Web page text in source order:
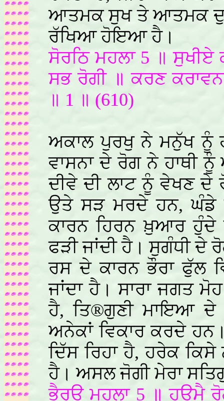
ਆਤਮਕ ਸੁਖ ਤੇ ਆਤਮਕ
ਰੱਖਿਆ ਹੋਇਆ ਹੈ।
ਸੋਰਠਿ ਮਹਲਾ 5 ॥
ਸਭ ਰੋਗੀ ॥ ਕਰਣ
॥ 1 ॥ (610)
ਅਕਾਲ ਪੁਰਖੁ ਨੇ ਮਨੁੱਖ ਨੂੰ
ਵਾਸਨਾ ਦੇ ਰੋਗ ਨੇ ਹਾਥੀ
ਦੀਵੇ ਦੀ ਲਾਟ ਨੂੰ ਵੇਖਣ ਦੇ
ਉਤੇ ਸੜ ਮਰਦੇ ਹਨ, ਘੰਡੇ
ਕਾਰਨ ਹਿਰਨ ਖ਼ੁਆਰ ਹੁੰਦੇ
ਫੜੀ ਜਾਂਦੀ ਹੈ। ਸੁਗੰਧੀ ਦੇ
ਰਸ ਦੇ ਕਾਰਨ ਭੌਰਾ ਫੁੱਲ
ਜਾਂਦਾ ਹੈ। ਸਾਰਾ ਜਗਤ
ਹੈ, ਤਿ®ਗੁਣੀ ਮਾਇਆ
ਅਨੇਕਾਂ ਵਿਕਾਰ ਕਰਦੇ
ਦਿੱਸ ਰਿਹਾ ਹੈ, ਹਰੇਕ
ਹੈ। ਅਸਲ ਜੋਗੀ ਮੇਰਾ
ਭੈਰਉ ਮਹਲਾ 5 ॥ ਹਉਮੈ